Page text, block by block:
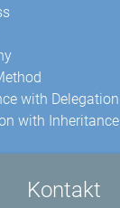
with Delegation
with Inheritance
Kontakt